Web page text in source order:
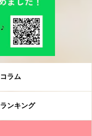
コラム
ランキング